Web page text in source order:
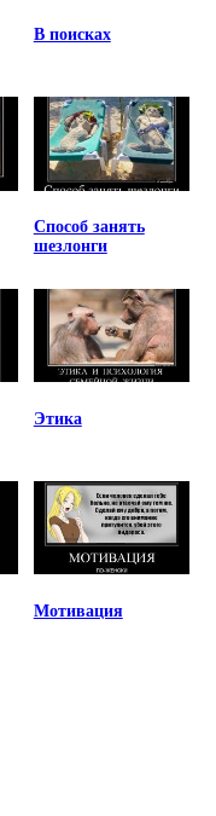
В поисках
Способ занять
шезлонги
Этика
Мотивация